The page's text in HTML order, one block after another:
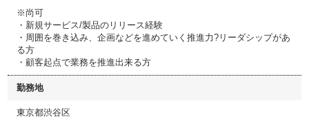
※尚可
・新規サービス/製品のリリース経験
・周囲を巻き込み、企画などを進めていく推進力?リーダシップがあ
る方
・顧客起点で業務を推進出来る方
勤務地
東京都渋谷区